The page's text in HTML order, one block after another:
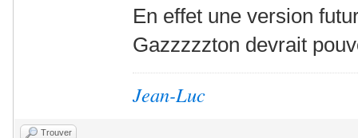
En effet une version
Gazzzzzton devrait
Jean-Luc
Trouver